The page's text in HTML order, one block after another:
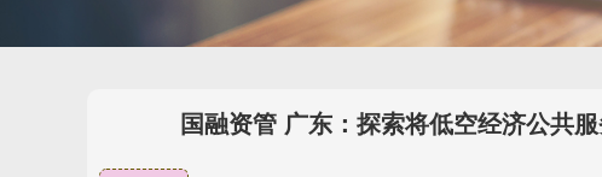
国融资管 广东：探索将低空经济公共